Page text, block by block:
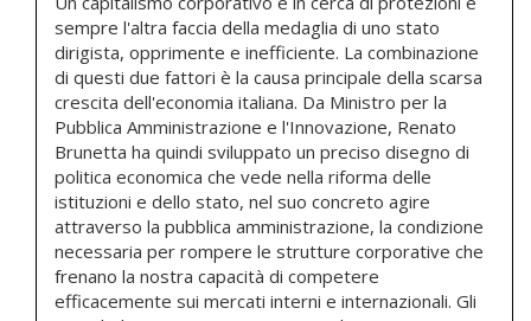
sempre l'altra faccia della medaglia di uno stato
dirigista, opprimente e inefficiente. La combinazione
di questi due fattori è la causa principale della scarsa
crescita dell'economia italiana. Da Ministro per la
Pubblica Amministrazione e l'Innovazione, Renato
Brunetta ha quindi sviluppato un preciso disegno di
politica economica che vede nella riforma delle
istituzioni e dello stato, nel suo concreto agire
attraverso la pubblica amministrazione, la condizione
necessaria per rompere le strutture corporative che
frenano la nostra capacità di competere
efficacemente sui mercati interni e internazionali. Gli